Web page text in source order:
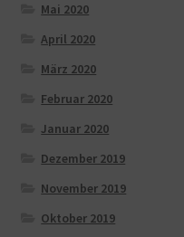
Mai 2020
April 2020
März 2020
Februar 2020
Januar 2020
Dezember 2019
November 2019
Oktober 2019